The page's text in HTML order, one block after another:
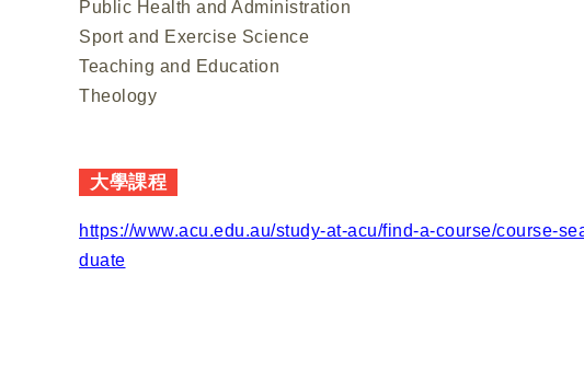
Public Health and Administration
Sport and Exercise Science
Teaching and Education
Theology
大學課程
https://www.acu.edu.au/study-at-acu/find-a-course/course-
duate